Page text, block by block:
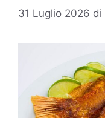
31 Luglio 2026 di